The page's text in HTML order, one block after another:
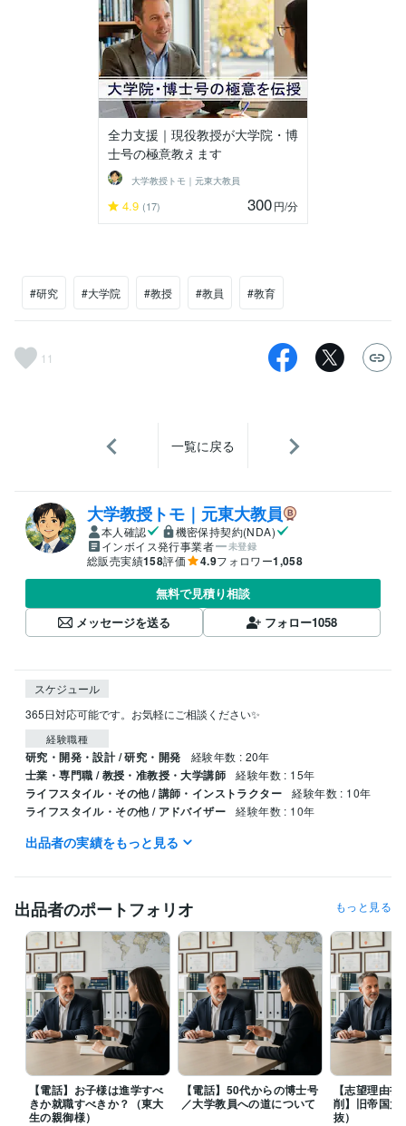
全力支援｜現役教授が大学院・博
士号の極意教えます
大学教授トモ｜元東大教員
4.9 (17) 300円/分
#研究 #大学院 #教授 #教員 #教育
11
一覧に戻る
大学教授トモ｜元東大教員
本人確認
機密保持契約(NDA)
インボイス発行事業者
未登録
総販売実績158評価 4.9フォロワー1,058
無料で見積り相談
メッセージを送る
フォロー1058
スケジュール
365日対応可能です。お気軽にご相談ください✨
経験職種
研究・開発・設計 / 研究・開発 経験年数 : 20年
士業・専門職 / 教授・准教授・大学講師 経験年数 : 15年
ライフスタイル・その他 / 講師・インストラクター 経験年数 : 10年
ライフスタイル・その他 / アドバイザー 経験年数 : 10年
職歴
東大病院経営改善提案プロジェクト 最優秀賞受賞
中冨健康科学振興
財団 研究助成 日本心臓リハビリテーション学会学術集会　優秀演題
賞 明治安田厚生事業団 健康医科学研究助成
石本記念デサントスポー
ツ科学振興財団 優秀入選 健康長寿と運動（三菱UFJ信託銀行）
寝た
きり対策 神奈川県医師会 研修会講師（2008~2019）
日本体力医学
会大会、シンポジスト 東大病院 公開セミナー
日本抗加齢医学会総会
シンポジスト
健康スポーツ医部会幹事会研修（医師会）
寝たきりを
予防する！講師（日本健康機構、健康セミナー） トレーニング系
学会総会、特別講演
立命館大学、招待講演 東大病院、産学連携メデ
ィカルフロンティアセミナー 日本再生医療学会総会、ランチョンセ
ミナー 日本心臓リハビリテーション学会学術集会 シンポジウム 学生
野球連盟 春季リーグ戦 優秀選手賞
出品者の実績をもっと見る
出品者のポートフォリオ もっと見る
【電話】お子様は進学すべ
きか就職すべきか？（東大
生の親御様）
【電話】50代からの博士号
／大学教員への道について
【志望理由
削】旧帝国大
抜）